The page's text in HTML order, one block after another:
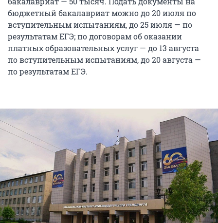
бюджетный бакалавриат можно до 20 июля по
вступительным испытаниям, до 25 июля — по
результатам ЕГЭ; по договорам об оказании
платных образовательных услуг — до 13 августа
по вступительным испытаниям, до 20 августа —
по результатам ЕГЭ.